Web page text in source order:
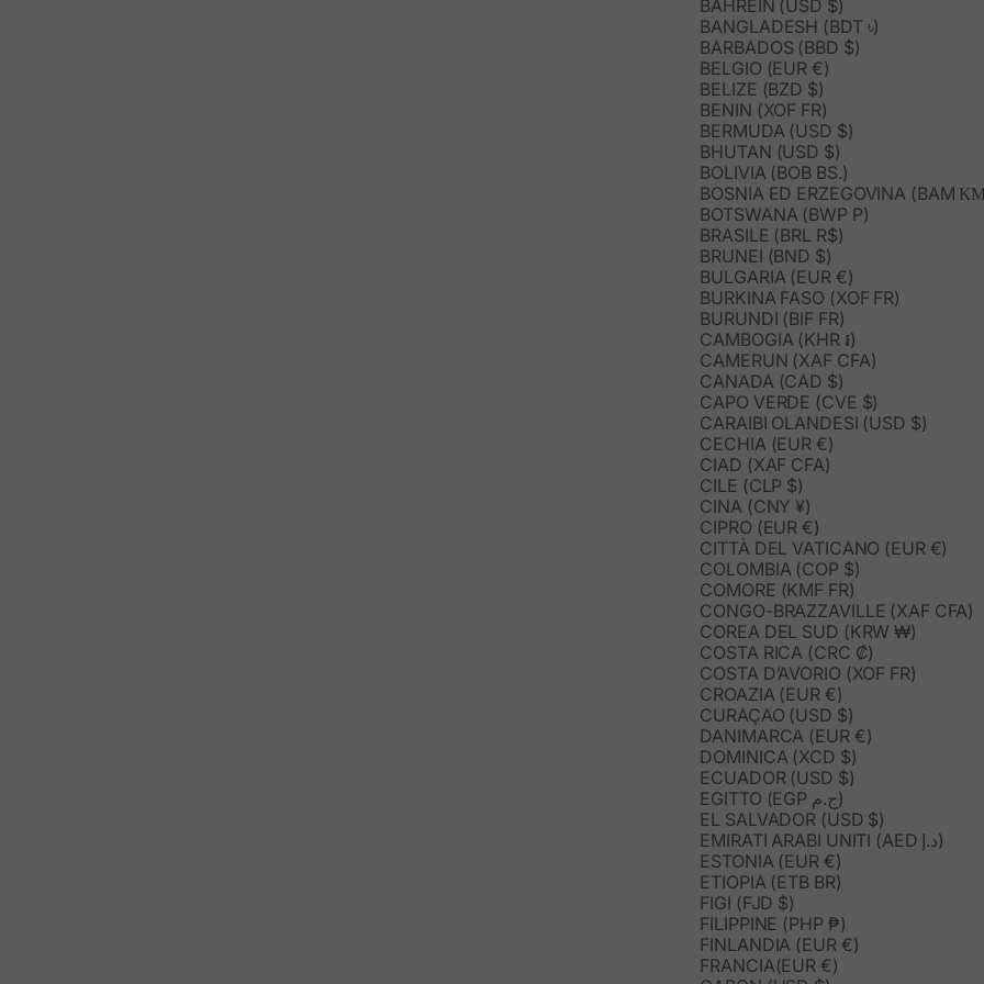
BAHREIN (USD $)
BANGLADESH (BDT ৳)
BARBADOS (BBD $)
BELGIO (EUR €)
BELIZE (BZD $)
BENIN (XOF FR)
BERMUDA (USD $)
BHUTAN (USD $)
BOLIVIA (BOB BS.)
BOSNIA ED ERZEGOVINA (BAM
BOTSWANA (BWP P)
BRASILE (BRL R$)
BRUNEI (BND $)
BULGARIA (EUR €)
BURKINA FASO (XOF FR)
BURUNDI (BIF FR)
CAMBOGIA (KHR ៛)
CAMERUN (XAF CFA)
CANADA (CAD $)
CAPO VERDE (CVE $)
CARAIBI OLANDESI (USD $)
CECHIA (EUR €)
CIAD (XAF CFA)
CILE (CLP $)
CINA (CNY ¥)
CIPRO (EUR €)
CITTÀ DEL VATICANO (EUR €)
COLOMBIA (COP $)
COMORE (KMF FR)
CONGO-BRAZZAVILLE (XAF CFA)
COREA DEL SUD (KRW ₩)
COSTA RICA (CRC ₡)
COSTA D’AVORIO (XOF FR)
CROAZIA (EUR €)
CURAÇAO (USD $)
DANIMARCA (EUR €)
DOMINICA (XCD $)
ECUADOR (USD $)
EGITTO (EGP ج.م)
EL SALVADOR (USD $)
EMIRATI ARABI UNITI (AED د.إ)
ESTONIA (EUR €)
ETIOPIA (ETB BR)
FIGI (FJD $)
FILIPPINE (PHP ₱)
FINLANDIA (EUR €)
FRANCIA(EUR €)